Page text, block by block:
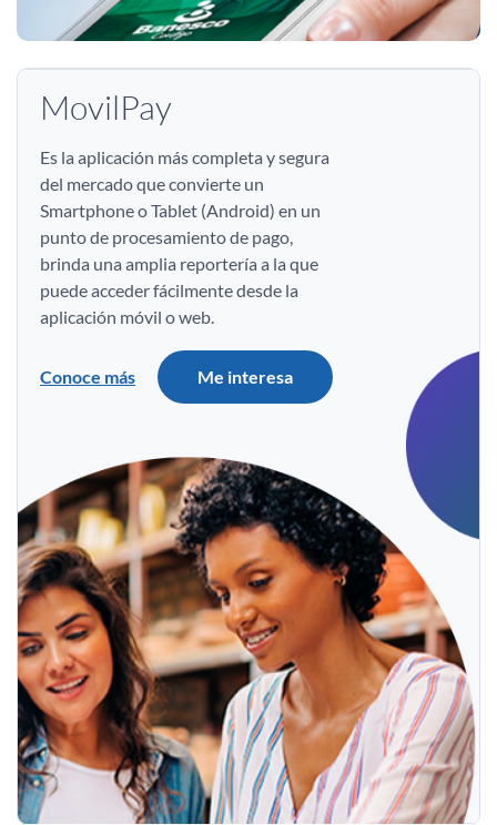
MovilPay
Es la aplicación más completa y segura
del mercado que convierte un
Smartphone o Tablet (Android) en un
punto de procesamiento de pago,
brinda una amplia reportería a la que
puede acceder fácilmente desde la
aplicación móvil o web.
Conoce más Me interesa